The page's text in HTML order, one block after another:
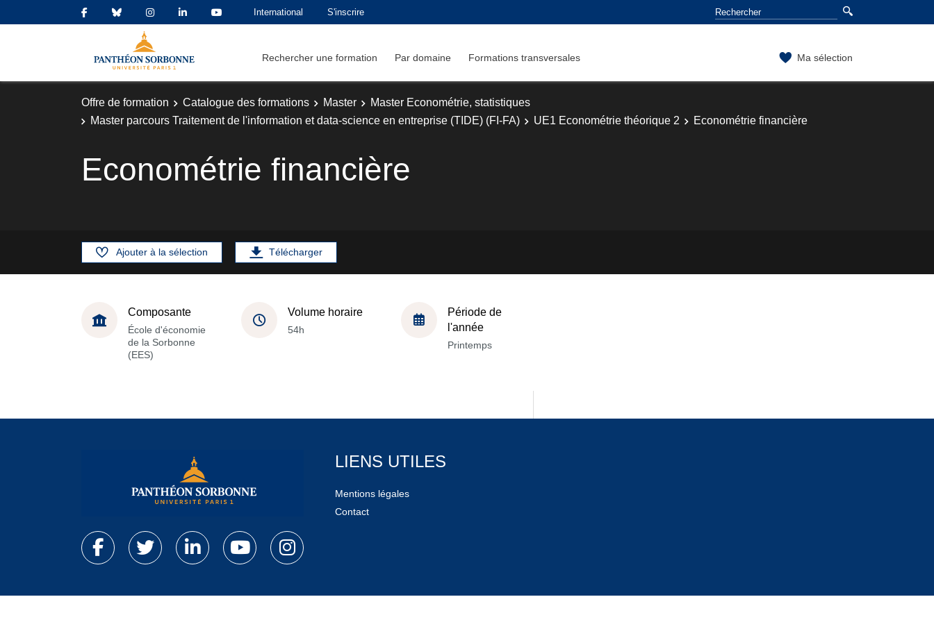
International S'inscrire
Rechercher une formation Par domaine Formations transversales Ma sélection
Offre de formation Catalogue des formations Master
Master Econométrie, statistiques
Master parcours Traitement de l'information et data-science en entreprise (TIDE) (FI-FA)
UE1 Econométrie théorique 2 Econométrie financière
Econométrie financière
Ajouter à la sélection Télécharger
Composante
École d'économie
de la Sorbonne
(EES)
Volume horaire
54h
Période de
l'année
Printemps
LIENS UTILES
Mentions légales
Contact